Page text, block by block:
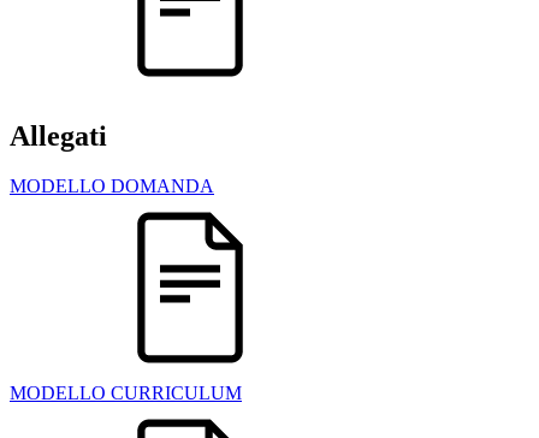
Allegati
MODELLO DOMANDA
MODELLO CURRICULUM